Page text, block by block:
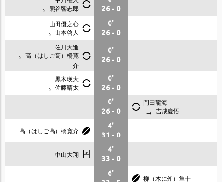
熊谷響志郎
26 - 0
山田優之心
山本啓人
0'
26 - 0
佐川大進
高（はしご高）橋寛
介
0'
26 - 0
黒木瑛大
佐藤晴太
0'
26 - 0
0'
26 - 0
門田龍海
吉成慶悟
高（はしご高）橋寛介
4'
31 - 0
中山大翔
4'
33 - 0
6'
柳（木に夘）隼十